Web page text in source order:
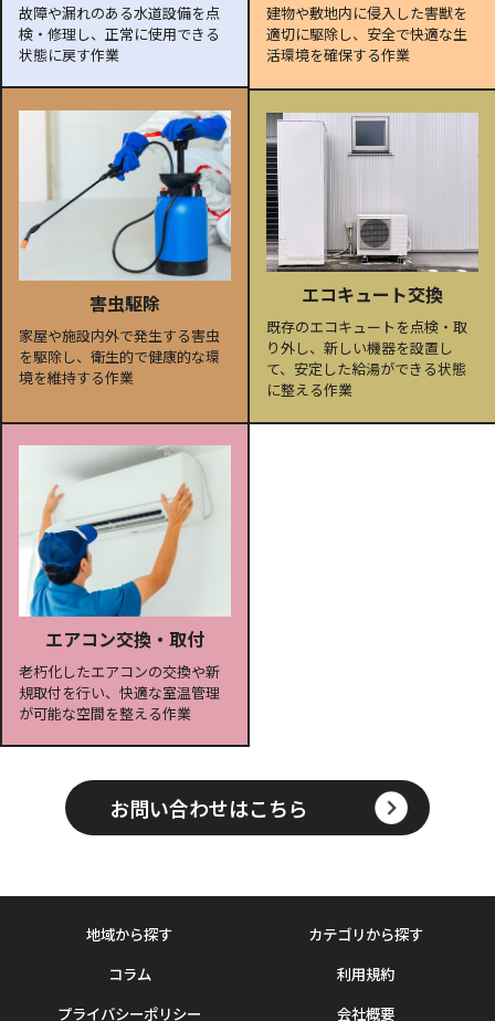
故障や漏れのある水道設備を点
検・修理し、正常に使用できる
状態に戻す作業
建物や敷地内に侵入した害獣を
適切に駆除し、安全で快適な生
活環境を確保する作業
害虫駆除
家屋や施設内外で発生する害虫
を駆除し、衛生的で健康的な環
境を維持する作業
エコキュート交換
既存のエコキュートを点検・取
り外し、新しい機器を設置し
て、安定した給湯ができる状態
に整える作業
エアコン交換・取付
老朽化したエアコンの交換や新
規取付を行い、快適な室温管理
が可能な空間を整える作業
お問い合わせはこちら
地域から探す
カテゴリから探す
コラム
利用規約
プライバシーポリシー
会社概要